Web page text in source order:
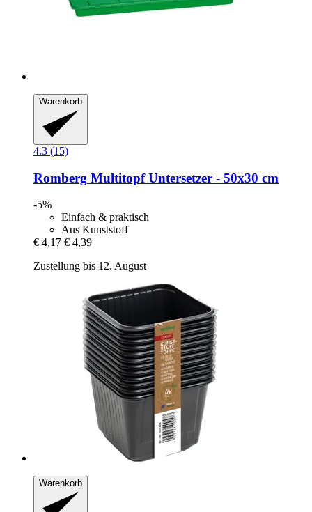
Warenkorb
4.3 (15)
Romberg Multitopf Untersetzer -​ 50x30 cm
-5%
Einfach & praktisch
Aus Kunststoff
€ 4,17 € 4,39
Zustellung bis 12. August
Warenkorb